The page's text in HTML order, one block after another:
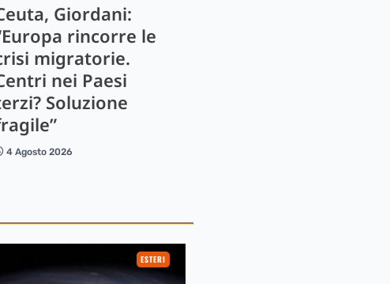
Giordani:
rincorre le
migratorie.
nei Paesi
Soluzione
4 Agosto 2026
ESTERI